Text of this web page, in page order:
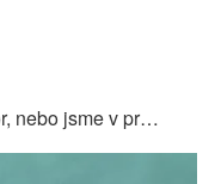
nebo jsme v pr…